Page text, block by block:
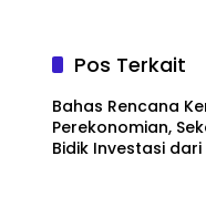
Pos Terkait
Bahas Rencana
Perekonomian,
Bidik Investasi dari